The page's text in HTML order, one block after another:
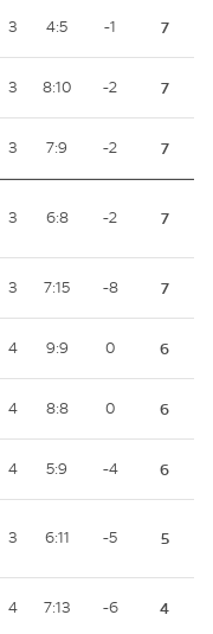
3 4:5 -1 7
3 8:10 -2 7
3 7:9 -2 7
3 6:8 -2 7
3 7:15 -8 7
4 9:9 0 6
4 8:8 0 6
4 5:9 -4 6
3 6:11 -5 5
4 7:13 -6 4